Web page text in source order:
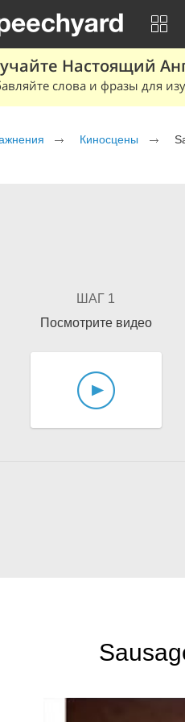
Настоящий
слова и фразы для
Киносцены
ШАГ 1
Посмотрите видео